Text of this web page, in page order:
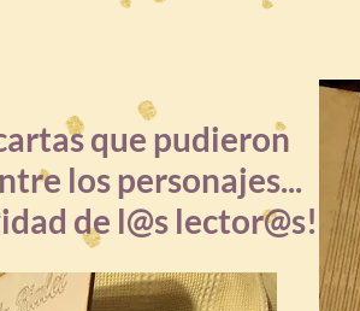
que pudieron
los personajes...
de l@s lector@s!